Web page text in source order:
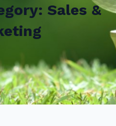
Sales &